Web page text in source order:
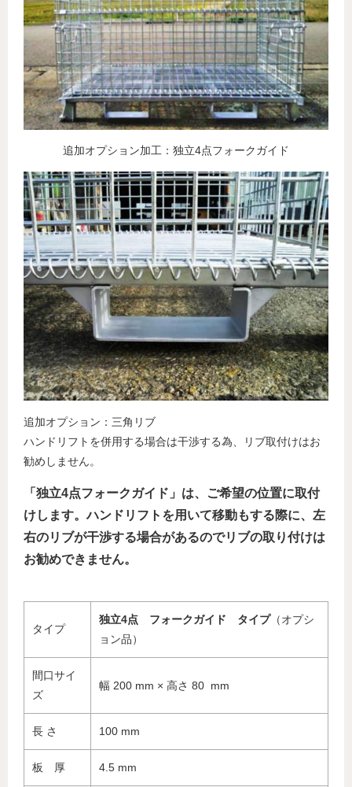
追加オプション加工：独立4点フォークガイド
追加オプション：三角リブ
ハンドリフトを併用する場合は干渉する為、リブ取付けはお
勧めしません。
「独立4点フォークガイド」は、ご希望の位置に取付
けします。ハンドリフトを用いて移動もする際に、左
右のリブが干渉する場合があるのでリブの取り付けは
お勧めできません。
タイプ
独立4点 フォークガイド タイプ（オプシ
ョン品）
間口サイ
ズ
幅 200 mm × 高さ 80 mm
長 さ 100 mm
板 厚 4.5 mm